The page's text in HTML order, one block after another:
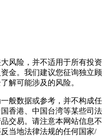
风险，并不适用于所有投资
金。我们建议您征询独立顾
解可能涉及的风险。
般数据或参考，并不构成任
香港、中国台湾等某些司法
交易。请注意本网站信息不
当地法律法规的任何国家/